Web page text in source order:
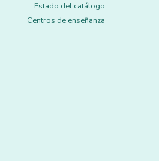
Estado del catálogo
Centros de enseñanza